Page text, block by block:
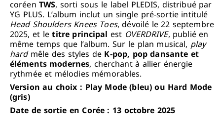
coréenTWS, sorti sous le label PLEDIS, distribué par
YG PLUS. L’album inclut un single pré-sortie intitulé
Head Shoulders Knees Toes, dévoilé le 22 septembre
2025, et letitre principal est OVERDRIVE, publié en
même temps que l’album. Sur le plan musical, play
hardmêle des styles de K-pop, pop dansante et
éléments modernes, cherchant à allier énergie
rythmée et mélodies mémorables.
Version au choix : Play Mode (bleu) ou Hard Mode
(gris)
Date de sortie en Corée : 13 octobre 2025